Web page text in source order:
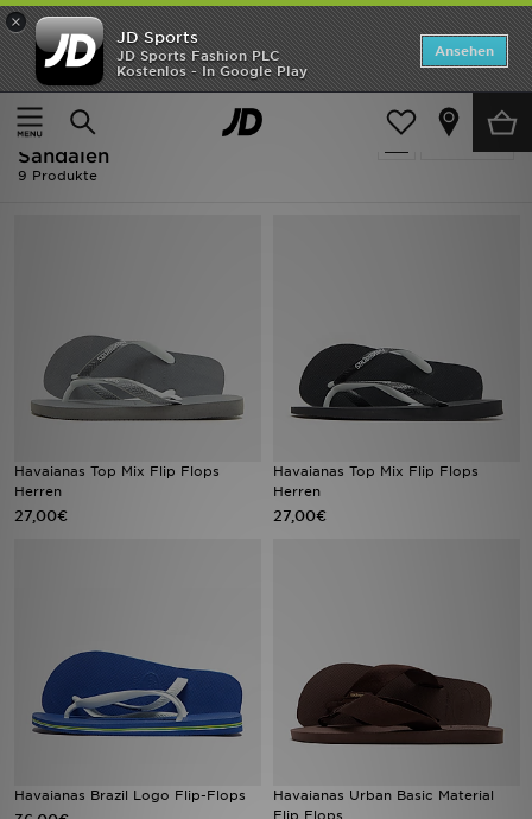
×
JD Sports
JD Sports Fashion PLC
Kostenlos - In Google Play
Ansehen
Startseite
Herren Herrenschuhe Flip-Flops und Sandalen
verfeinern
Herren - Havaianas Flip-Flops und
Sandalen
9 Produkte
Havaianas Top Mix Flip Flops
Herren
27,00€
Havaianas Top Mix Flip Flops
Herren
27,00€
Havaianas Brazil Logo Flip-Flops
Havaianas Urban Basic Material
Flip Flops
Startseite
ANGEBOTE
Marken
Kinder
Bestsellers
JD Exklusives
Geschenkkarte
Mein JD